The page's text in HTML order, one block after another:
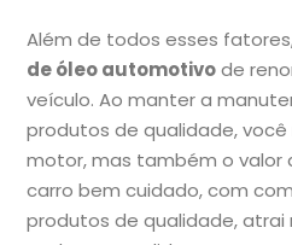
Além de todos esses
de óleo automotivode
veículo. Ao manter a
produtos de qualidade,
motor, mas também o valor
carro bem cuidado, com
produtos de qualidade,